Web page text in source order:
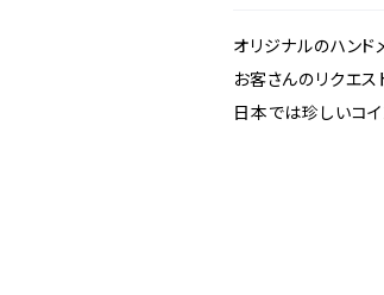
オリジナルのハンド
お客さんのリクエ
日本では珍しいコイ